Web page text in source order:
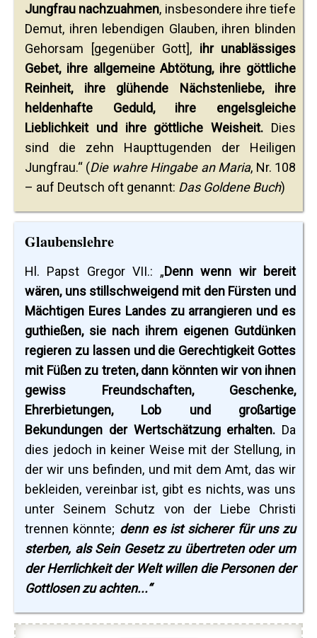
Jungfrau nachzuahmen, insbesondere ihre tiefe
Demut, ihren lebendigen Glauben, ihren blinden
Gehorsam [gegenüber Gott], ihr unablässiges
Gebet, ihre allgemeine Abtötung, ihre göttliche
Reinheit, ihre glühende Nächstenliebe, ihre
heldenhafte Geduld, ihre engelsgleiche
Lieblichkeit und ihre göttliche Weisheit. Dies
sind die zehn Haupttugenden der Heiligen
Jungfrau.“ (Die wahre Hingabe an Maria, Nr. 108
– auf Deutsch oft genannt: Das Goldene Buch)
Glaubenslehre
Hl. Papst Gregor VII.: „Denn wenn wir bereit
wären, uns stillschweigend mit den Fürsten und
Mächtigen Eures Landes zu arrangieren und es
guthießen, sie nach ihrem eigenen Gutdünken
regieren zu lassen und die Gerechtigkeit Gottes
mit Füßen zu treten, dann könnten wir von ihnen
gewiss Freundschaften, Geschenke,
Ehrerbietungen, Lob und großartige
Bekundungen der Wertschätzung erhalten. Da
dies jedoch in keiner Weise mit der Stellung, in
der wir uns befinden, und mit dem Amt, das wir
bekleiden, vereinbar ist, gibt es nichts, was uns
unter Seinem Schutz von der Liebe Christi
trennen könnte; denn es ist sicherer für uns zu
sterben, als Sein Gesetz zu übertreten oder um
der Herrlichkeit der Welt willen die Personen der
Gottlosen zu achten...“